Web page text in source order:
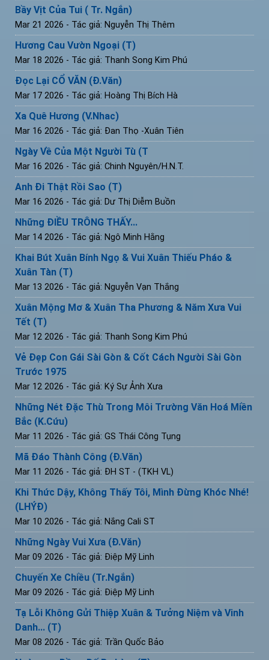
Bầy Vịt Của Tui ( Tr. Ngắn)
Mar 21 2026 - Tác giả: Nguyễn Thị Thêm
Hương Cau Vườn Ngoại (T)
Mar 18 2026 - Tác giả: Thanh Song Kim Phú
Đọc Lại CỔ VĂN (Đ.Văn)
Mar 17 2026 - Tác giả: Hoàng Thị Bích Hà
Xa Quê Hương (V.Nhac)
Mar 16 2026 - Tác giả: Đan Thọ -Xuân Tiên
Ngày Về Của Một Người Tù (T
Mar 16 2026 - Tác giả: Chinh Nguyên/H.N.T.
Anh Đi Thật Rồi Sao (T)
Mar 16 2026 - Tác giả: Dư Thị Diễm Buồn
Những ĐIỀU TRÔNG THẤY...
Mar 14 2026 - Tác giả: Ngô Minh Hằng
Khai Bút Xuân Bính Ngọ & Vui Xuân Thiếu Pháo &
Xuân Tàn (T)
Mar 13 2026 - Tác giả: Nguyễn Vạn Thắng
Xuân Mộng Mơ & Xuân Tha Phương & Năm Xưa Vui
Tết (T)
Mar 12 2026 - Tác giả: Thanh Song Kim Phú
Vẻ Đẹp Con Gái Sài Gòn & Cốt Cách Người Sài Gòn
Trước 1975
Mar 12 2026 - Tác giả: Ký Sự Ảnh Xưa
Những Nét Đặc Thù Trong Môi Trường Văn Hoá Miền
Bắc (K.Cứu)
Mar 11 2026 - Tác giả: GS Thái Công Tụng
Mã Đáo Thành Công (Đ.Văn)
Mar 11 2026 - Tác giả: ĐH ST - (TKH VL)
Khi Thức Dậy, Không Thấy Tôi, Mình Đừng Khóc Nhé!
(LHÝĐ)
Mar 10 2026 - Tác giả: Nắng Cali ST
Những Ngày Vui Xưa (Đ.Văn)
Mar 09 2026 - Tác giả: Điệp Mỹ Linh
Chuyến Xe Chiều (Tr.Ngắn)
Mar 09 2026 - Tác giả: Điệp Mỹ Linh
Tạ Lỗi Không Gửi Thiệp Xuân & Tưởng Niệm và Vinh
Danh... (T)
Mar 08 2026 - Tác giả: Trần Quốc Bảo